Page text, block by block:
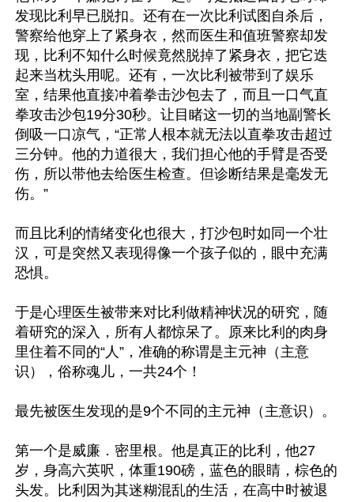
发现比利早已脱扣。还有在一次比利试图自杀后，
警察给他穿上了紧身衣，然而医生和值班警察却发
现，比利不知什么时候竟然脱掉了紧身衣，把它迭
起来当枕头用呢。还有，一次比利被带到了娱乐
室，结果他直接冲着拳击沙包去了，而且一口气直
拳攻击沙包19分30秒。让目睹这一切的当地副警长
倒吸一口凉气，“正常人根本就无法以直拳攻击超过
三分钟。他的力道很大，我们担心他的手臂是否受
伤，所以带他去给医生检查。但诊断结果是毫发无
伤。”
而且比利的情绪变化也很大，打沙包时如同一个壮
汉，可是突然又表现得像一个孩子似的，眼中充满
恐惧。
于是心理医生被带来对比利做精神状况的研究，随
着研究的深入，所有人都惊呆了。原来比利的肉身
里住着不同的“人”，准确的称谓是主元神（主意
识），俗称魂儿，一共24个！
最先被医生发现的是9个不同的主元神（主意识）。
第一个是威廉．密里根。他是真正的比利，他27
岁，身高六英呎，体重190磅，蓝色的眼睛，棕色的
头发。比利因为其迷糊混乱的生活，在高中时被退